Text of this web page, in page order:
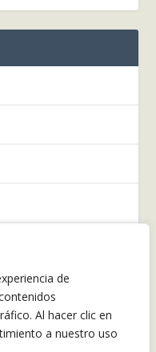
de
Al hacer clic en
a nuestro uso